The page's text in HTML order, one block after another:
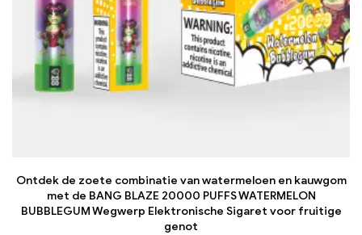
Ontdek de zoete combinatie van watermeloen en kauwgom
met de BANG BLAZE 20000 PUFFS WATERMELON
BUBBLEGUM Wegwerp Elektronische Sigaret voor fruitige
genot